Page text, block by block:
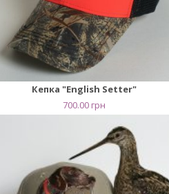
Кепка "English Setter"
700.00 грн